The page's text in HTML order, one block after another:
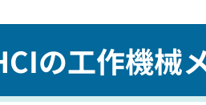
の工作機械